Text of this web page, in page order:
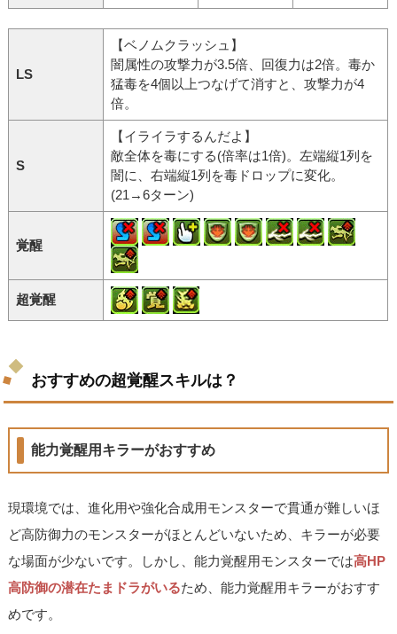
LS
【ベノムクラッシュ】
闇属性の攻撃力が3.5倍、回復力は2倍。毒か
猛毒を4個以上つなげて消すと、攻撃力が4
倍。
S
【イライラするんだよ】
敵全体を毒にする(倍率は1倍)。左端縦1列を
闇に、右端縦1列を毒ドロップに変化。
(21→6ターン)
覚醒
超覚醒
おすすめの超覚醒スキルは？
能力覚醒用キラーがおすすめ
現環境では、進化用や強化合成用モンスターで貫通が難しいほ
ど高防御力のモンスターがほとんどいないため、キラーが必要
な場面が少ないです。しかし、能力覚醒用モンスターでは高HP
高防御の潜在たまドラがいるため、能力覚醒用キラーがおすす
めです。